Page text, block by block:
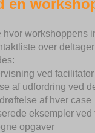
en
hvor workshoppens
over
ved facilitator
af udfordring ved
af hver case
eksempler ved
opgaver